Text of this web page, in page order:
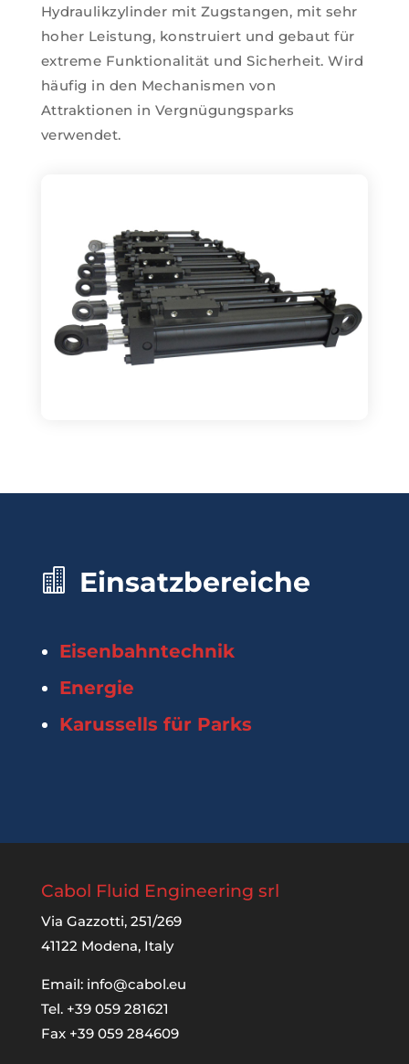
Hydraulikzylinder mit Zugstangen, mit sehr
hoher Leistung, konstruiert und gebaut für
extreme Funktionalität und Sicherheit. Wird
häufig in den Mechanismen von
Attraktionen in Vergnügungsparks
verwendet.
Einsatzbereiche
Eisenbahntechnik
Energie
Karussells für Parks
Cabol Fluid Engineering srl
Via Gazzotti, 251/269
41122 Modena, Italy
Email: info@cabol.eu
Tel. +39 059 281621
Fax +39 059 284609